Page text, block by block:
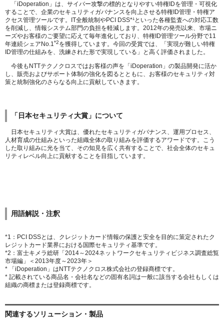
「iDoperation」は、サイバー攻撃の標的となりやすい特権IDを管理・可視化
することで、企業のセキュリティガバナンスを向上させる特権ID管理・特権ア
クセス管理ツールです。IT全般統制やPCI DSS*¹といった各種監査への対応工数
を削減し、情報システム部門の負担を軽減します。2012年の発売以来、市場ニ
ーズやお客様のご要望に応えて毎年進化しており、特権ID管理ツール分野で11
年連続シェアNo.1*2を獲得しています。今回の受賞では、「実現が難しい特権
ID管理の仕組みを、洗練された形で実現している」と高く評価されました。
今後もNTTテクノクロスではお客様の声を「iDoperation」の製品開発に活か
し、販売およびサポート体制の強化を図るとともに、お客様のセキュリティ対
策と統制強化のさらなる向上に貢献していきます。
「日本セキュリティ大賞」について
日本セキュリティ大賞は、優れたセキュリティガバナンス、運用プロセス、
人材育成の仕組みといった組織全体の取り組みを評価するアワードです。こう
した取り組みに光を当て、その知見を広く共有することで、社会全体のセキュ
リティレベル向上に貢献することを目指しています。
用語解説・注釈
*1：PCI DSSとは、クレジットカード情報の保護と安全を目的に策定されたク
レジットカード業界における国際セキュリティ基準です。
*2：富士キメラ総研「2014～2024ネットワークセキュリティビジネス調査総覧
市場編」＜2013年度～2023年＞
* 「iDoperation」はNTTテクノクロス株式会社の登録商標です。
* 記載されている商品名・会社名などの固有名詞は一般に該当する会社もしくは
組織の商標または登録商標です。
関連するソリューション・製品